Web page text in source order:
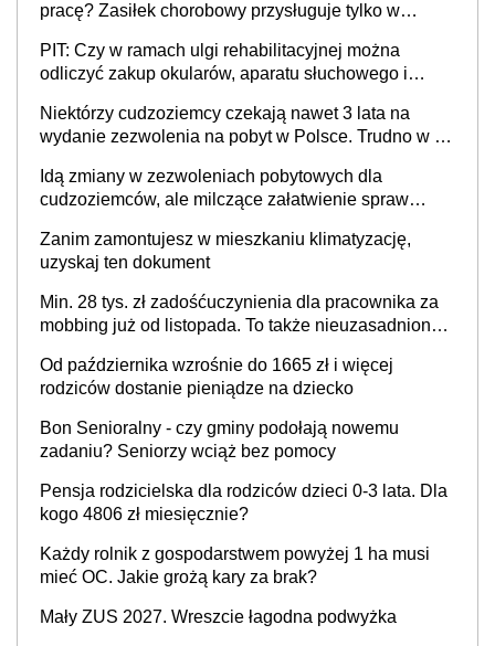
pracę? Zasiłek chorobowy przysługuje tylko w
stosunku pracy
PIT: Czy w ramach ulgi rehabilitacyjnej można
odliczyć zakup okularów, aparatu słuchowego i
Niektórzy cudzoziemcy czekają nawet 3 lata na
wydanie zezwolenia na pobyt w Polsce. Trudno w to
to realny problem
Idą zmiany w zezwoleniach pobytowych dla
cudzoziemców, ale milczące załatwienie spraw
Zanim zamontujesz w mieszkaniu klimatyzację,
uzyskaj ten dokument
Min. 28 tys. zł zadośćuczynienia dla pracownika za
mobbing już od listopada. To także nieuzasadniona
Od października wzrośnie do 1665 zł i więcej
rodziców dostanie pieniądze na dziecko
Bon Senioralny - czy gminy podołają nowemu
zadaniu? Seniorzy wciąż bez pomocy
Pensja rodzicielska dla rodziców dzieci 0-3 lata. Dla
kogo 4806 zł miesięcznie?
Każdy rolnik z gospodarstwem powyżej 1 ha musi
mieć OC. Jakie grożą kary za brak?
Mały ZUS 2027. Wreszcie łagodna podwyżka